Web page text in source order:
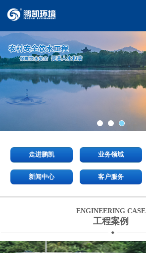
走进鹏凯 业务领域
新闻中心 客户服务
ENGINEERING CASE
工程案例